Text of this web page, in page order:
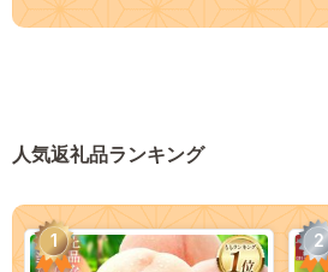
人気返礼品ランキング
1 2